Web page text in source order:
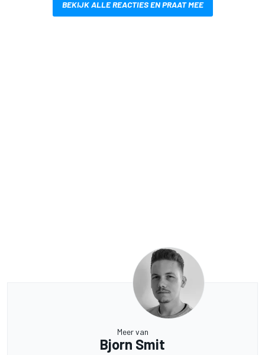
BEKIJK ALLE REACTIES EN PRAAT MEE
Meer van
Bjorn Smit